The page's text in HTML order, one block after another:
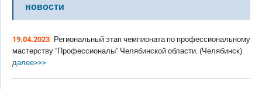
новости
19.04.2023 Региональный этап чемпионата по профессиональному
мастерству "Профессионалы" Челябинской области. (Челябинск)
далее>>>